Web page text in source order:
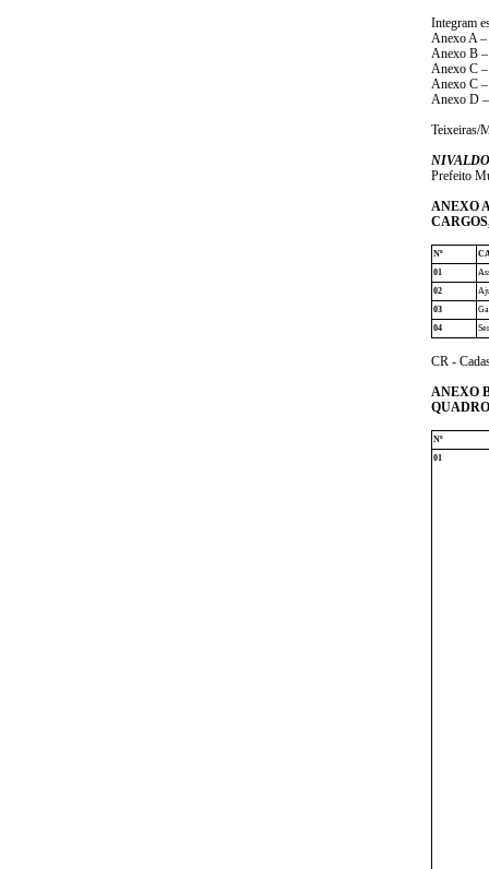
Integram
Anexo A –
Anexo B
Anexo C
Anexo C
Anexo D
Teixeiras/
Prefeito
ANEXO
Nº
01
02
03
04
CR -
ANEXO
Nº
01